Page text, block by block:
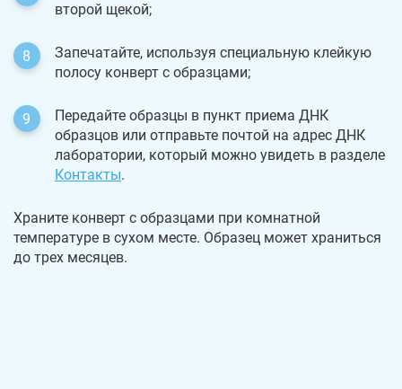
второй щекой;
Запечатайте, используя специальную клейкую
полосу конверт с образцами;
Передайте образцы в пункт приема ДНК
образцов или отправьте почтой на адрес ДНК
лаборатории, который можно увидеть в разделе
Контакты.
Храните конверт с образцами при комнатной
температуре в сухом месте. Образец может храниться
до трех месяцев.